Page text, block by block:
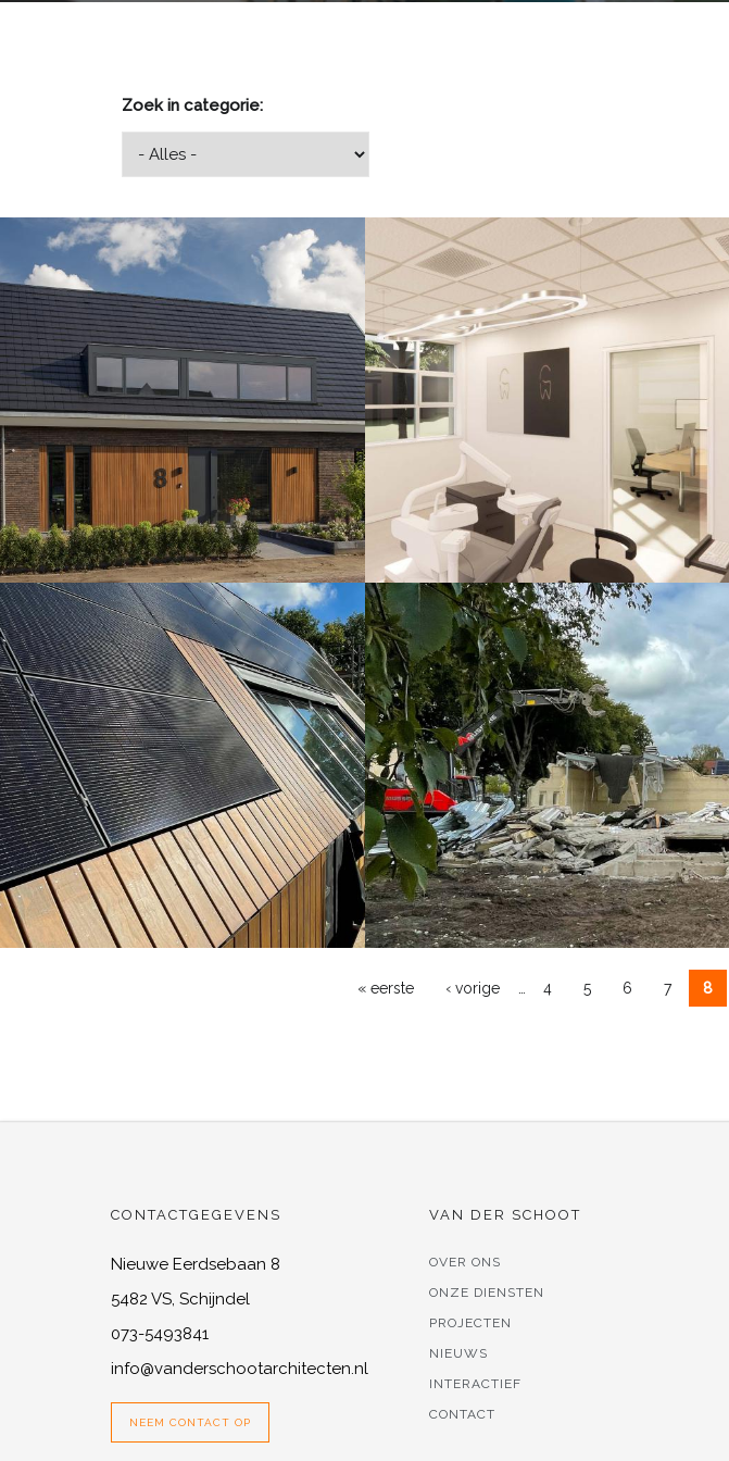
Zoek in categorie:
Wat goed om te zien dat het woonhuis welke we in
mei 2022 hebben gerealiseerd is opgenomen in
het blad The Art of Living. (22e jaargang – 6 –
2022).
U kunt dit artikel lezen via onderstaande link:
Lees meer
Binnenkort starten de werkzaamheden voor deze
inrchting van een orthodontiepraktijk. Momenteel
wordt de laatste hand aan de casco ruimte gelegd
waarna we meteen met de bouw beginnen!
Lees meer
Het laatste nieuws van de nieuwbouw van een
woonhuis te Veghel. We zien erop toe dat er wordt
gebouwd zoals we bedacht hadden. In Veghel
wordt er druk gewerkt aan de afbouw fase zoals u
op onderstaande foto’s kunt zien.
Lees meer
De bouw van het nieuwe pand voor het medische
centrum in Zwolle is gestart. In het medisch
centrum zullen huisartsen, fysiotherapeuten,
apothekers en een aantal paramedici samenwerken
onder 1 dak!
Lees meer
« eerste ‹ vorige … 4 5 6 7 8
CONTACTGEGEVENS
Nieuwe Eerdsebaan 8
5482 VS, Schijndel
073-5493841
info@vanderschootarchitecten.nl
NEEM CONTACT OP
VAN DER SCHOOT
OVER ONS
ONZE DIENSTEN
PROJECTEN
NIEUWS
INTERACTIEF
CONTACT